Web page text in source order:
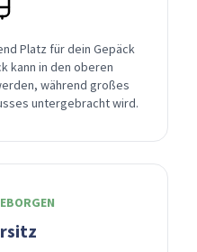
Platz für dein Gepäck
kann in den oberen
während großes
untergebracht wird.